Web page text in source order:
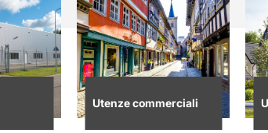
Utenze commerciali